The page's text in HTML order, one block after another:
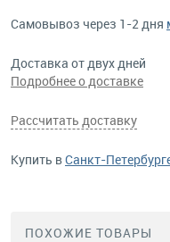
Самовывоз через 1-2 дня
Доставка от двух дней
Подробнее о доставке
Рассчитать доставку
Купить вСанкт-
ПОХОЖИЕ ТОВАРЫ